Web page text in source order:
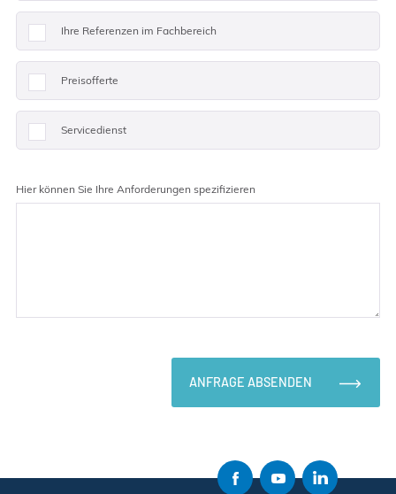
Ihre Referenzen im Fachbereich
Preisofferte
Servicedienst
Hier können Sie Ihre Anforderungen spezifizieren
ANFRAGE ABSENDEN